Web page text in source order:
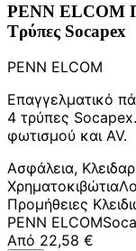
PENN ELCOM
Τρύπες Socapex
PENN ELCOM
Επαγγελματικό
4 τρύπες
φωτισμού και AV.
Ασφάλεια,
Χρηματοκιβώτια
Προμήθειες
PENN ELCOM
Από 22,58 €